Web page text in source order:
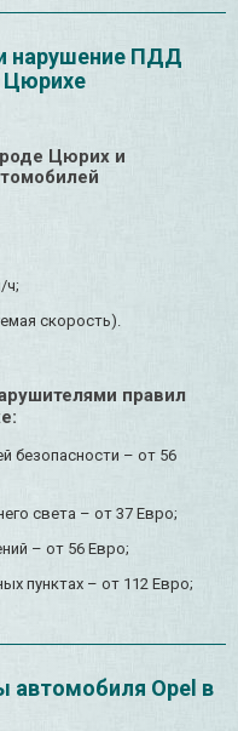
нарушение ПДД
Цюрих и
ч;
скорость).
правил
безопасности – от 56
света – от 37 Евро;
– от 56 Евро;
пунктах – от 112 Евро;
автомобиля Opel в